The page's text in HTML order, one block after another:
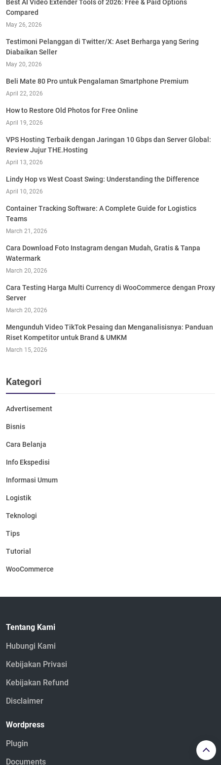
Best AI Video Extender Tools of 2026: Free & Paid Options
Compared
May 26, 2026
Testimoni Pelanggan di Twitter/X: Aset Berharga yang Sering
Diabaikan Seller
May 20, 2026
Beli Mate 80 Pro untuk Pengalaman Smartphone Premium
April 22, 2026
How to Restore Old Photos for Free Online
April 19, 2026
VPS Hosting Terbaik dengan Jaringan 10 Gbps dan Server Global:
Review Jujur THE.Hosting
April 13, 2026
Lindy Hop vs West Coast Swing: Understanding the Difference
April 10, 2026
Container Tracking Software: A Complete Guide for Logistics
Teams
March 21, 2026
Cara Download Foto Instagram dengan Mudah, Gratis & Tanpa
Watermark
March 20, 2026
Cara Testing Harga Multi Currency di WooCommerce dengan Proxy
Server
March 20, 2026
Mengunduh Video TikTok Pesaing dan Menganalisisnya: Panduan
Riset Kompetitor untuk Brand & UMKM
March 15, 2026
Kategori
Advertisement
Bisnis
Cara Belanja
Info Ekspedisi
Informasi Umum
Logistik
Teknologi
Tips
Tutorial
WooCommerce
Tentang Kami
Hubungi Kami
Kebijakan Privasi
Kebijakan Refund
Disclaimer
Wordpress
Plugin
Documents